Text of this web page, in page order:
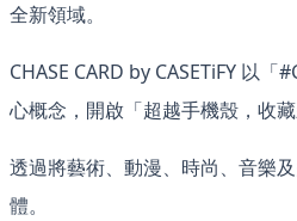
全新領域。
CHASE CARD by CASETiFY 以
心概念，開啟「超越手機殼，收藏
透過將藝術、動漫、時尚、音樂
體。